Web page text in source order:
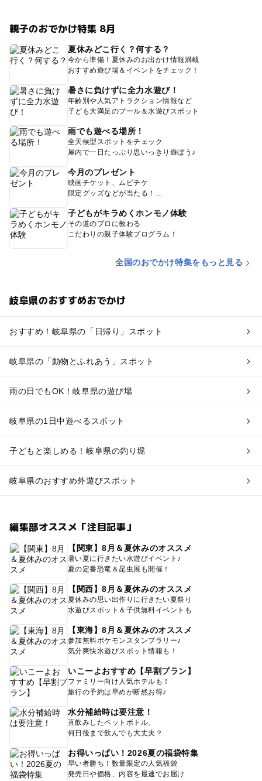
親子のおでかけ特集 8月
夏休みどこ行く？何する？
今から準備！夏休みのお出かけ情報満載
おすすめ遊び場＆イベントをチェック！
暑さに負けずに全力水遊び！
年齢別や人気アトラクション情報など
子ども大満足のプール＆水遊びスポット
雨でも遊べる場所！
全天候型スポットをチェック
屋内で一日たっぷり思いっきり遊ぼう♪
今月のプレゼント
映画チケット、ムビチケ
限定グッズなどが当たる！
子どもがキラめくホンモノ体験
その道のプロに教わる
こだわりの親子体験プログラム！
全国のおでかけ特集をもっと見る
岐阜県のおすすめおでかけ
おすすめ！岐阜県の「日帰り」スポット
岐阜県の「動物とふれあう」スポット
雨の日でもOK！岐阜県の遊び場
岐阜県の1日中遊べるスポット
子どもと楽しめる！岐阜県の釣り堀
岐阜県のおすすめ外遊びスポット
編集部オススメ「注目記事」
【関東】8月＆夏休みのオススメ
暑い夏に行きたい水遊びイベント♪
夏の定番恐竜＆昆虫展も開催！
【関西】8月＆夏休みのオススメ
夏休みの思い出作りに行きたい夏祭り
水遊びスポット＆子供無料イベントも
【東海】8月＆夏休みのオススメ
参加無料ポケモンスタンプラリー♪
気分爽快水遊びスポット情報も！
いこーよおすすめ【早割プラン】
ファミリー向け人気ホテルも！
旅行の予約は早めが断然お得♪
水分補給時は要注意！
直飲みしたペットボトル、
何日後まで飲んでも大丈夫？
お得いっぱい！2026夏の福袋特集
早い者勝ち！数量限定の人気福袋
発売日や価格、内容を最速でお届け